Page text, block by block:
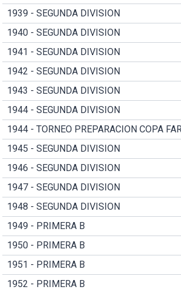
1939 - SEGUNDA DIVISION
1940 - SEGUNDA DIVISION
1941 - SEGUNDA DIVISION
1942 - SEGUNDA DIVISION
1943 - SEGUNDA DIVISION
1944 - SEGUNDA DIVISION
1944 - TORNEO PREPARACION COPA
1945 - SEGUNDA DIVISION
1946 - SEGUNDA DIVISION
1947 - SEGUNDA DIVISION
1948 - SEGUNDA DIVISION
1949 - PRIMERA B
1950 - PRIMERA B
1951 - PRIMERA B
1952 - PRIMERA B